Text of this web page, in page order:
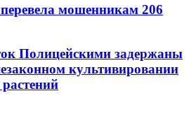
мошенникам 206
Полицейскими задержаны
культивировании